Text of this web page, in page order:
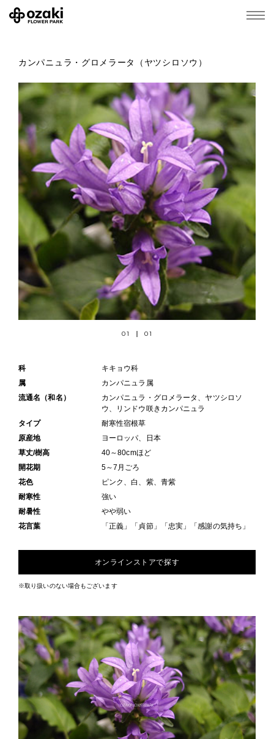
カンパニュラ・グロメラータ（ヤツシロソウ）
01 01
科
キキョウ科
属
カンパニュラ属
流通名（和名）
カンパニュラ・グロメラータ、ヤツシロソ
ウ、リンドウ咲きカンパニュラ
タイプ
耐寒性宿根草
原産地
ヨーロッパ、日本
草丈/樹高
40～80cmほど
開花期
5～7月ごろ
花色
ピンク、白、紫、青紫
耐寒性
強い
耐暑性
やや弱い
花言葉
「正義」「貞節」「忠実」「感謝の気持ち」
オンラインストアで探す
※取り扱いのない場合もございます